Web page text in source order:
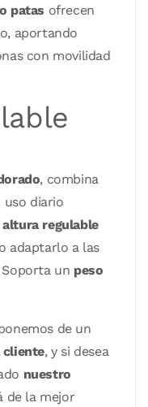
patas ofrecen
aportando
con movilidad
, combina
diario
regulable
adaptarlo a las
Soporta un peso
de un
cliente, y si desea
nuestro
de la mejor